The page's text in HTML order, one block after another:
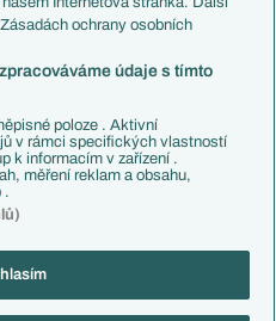
Tipovací soutěž
zpravodajství ČTK.
ochrany osobních
údaje s tímto
poloze . Aktivní
v rámci specifických vlastností
k informacím v zařízení .
měření reklam a obsahu,
.